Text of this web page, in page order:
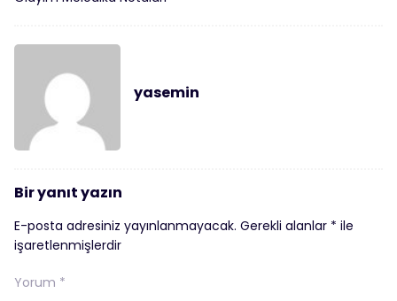
yasemin
Bir yanıt yazın
E-posta adresiniz yayınlanmayacak. Gerekli alanlar * ile
işaretlenmişlerdir
Yorum *